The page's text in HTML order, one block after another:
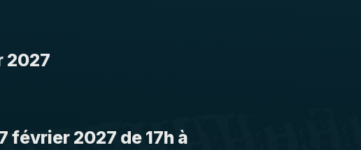
2027
février 2027 de 17h à